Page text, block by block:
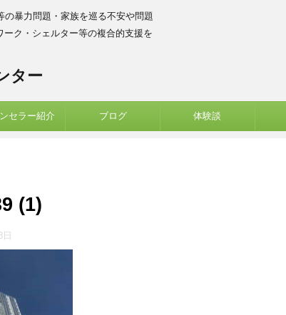
暴力問題・家族を巡る不安や問題
ク・シェルター等の複合的支援を
ター
セラー紹介 ブログ 体験談
(1)